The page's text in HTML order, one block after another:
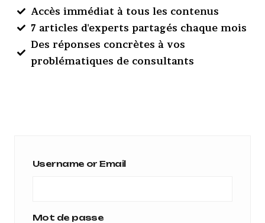
Accès immédiat à tous les contenus
7 articles d'experts partagés chaque mois
Des réponses concrètes à vos
problématiques de consultants
Username or Email
Mot de passe